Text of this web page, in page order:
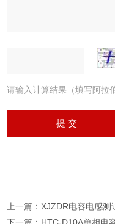
请输入计算结果（填写阿拉
上一篇：XJZDR电容电感测